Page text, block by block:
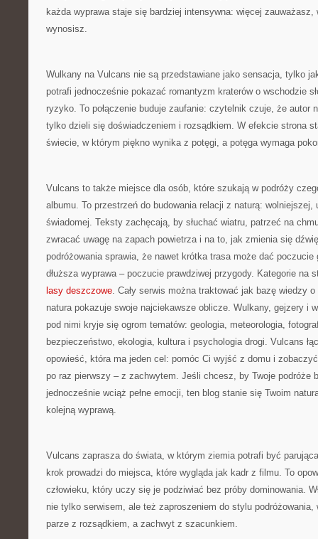
każda wyprawa staje się bardziej intensywna: więcej
wynosisz.
Wulkany na Vulcans nie są przedstawiane jako sensacja, tylko
potrafi jednocześnie pokazać romantyzm kraterów o wschodzie
ryzyko. To połączenie buduje zaufanie: czytelnik czuje, że autor
tylko dzieli się doświadczeniem i rozsądkiem. W efekcie strona
świecie, w którym piękno wynika z potęgi, a potęga wymaga
Vulcans to także miejsce dla osób, które szukają w podróży
albumu. To przestrzeń do budowania relacji z naturą: wolniejszej,
świadomej. Teksty zachęcają, by słuchać wiatru, patrzeć na
zwracać uwagę na zapach powietrza i na to, jak zmienia się
podróżowania sprawia, że nawet krótka trasa może dać poczucie
dłuższa wyprawa – poczucie prawdziwej przygody. Kategorie na
lasy deszczowe. Cały serwis można traktować jak bazę wiedzy
natura pokazuje swoje najciekawsze oblicze. Wulkany, gejzery i
pod nimi kryje się ogrom tematów: geologia, meteorologia,
bezpieczeństwo, ekologia, kultura i psychologia drogi. Vulcans
opowieść, która ma jeden cel: pomóc Ci wyjść z domu i
po raz pierwszy – z zachwytem. Jeśli chcesz, by Twoje podróże
jednocześnie wciąż pełne emocji, ten blog stanie się Twoim
kolejną wyprawą.
Vulcans zaprasza do świata, w którym ziemia potrafi być
krok prowadzi do miejsca, które wygląda jak kadr z filmu. To
człowieku, który uczy się je podziwiać bez próby dominowania.
nie tylko serwisem, ale też zaproszeniem do stylu
parze z rozsądkiem, a zachwyt z szacunkiem.